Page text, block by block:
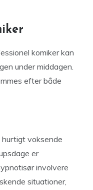
komiker kan
under middagen.
efter både
voksende
er
involvere
situationer,